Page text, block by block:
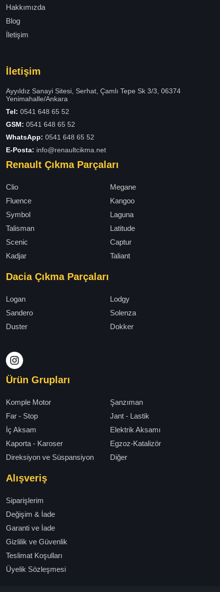
Hakkımızda
Blog
İletişim
İletişim
Ayyıldız Sanayi Sitesi, Serhat, Çamlı Tepe Sk 3/3, 06374
Yenimahalle/Ankara
Tel: 0541 648 65 52
GSM: 0541 648 65 52
WhatsApp: 0541 648 65 52
E-Posta: info@renaultcikma.net
Renault Çıkma Parçaları
Clio
Megane
Fluence
Kangoo
Symbol
Laguna
Talisman
Latitude
Scenic
Captur
Kadjar
Taliant
Dacia Çıkma Parçaları
Logan
Lodgy
Sandero
Solenza
Duster
Dokker
Ürün Grupları
Komple Motor
Şanzıman
Far - Stop
Jant - Lastik
İç Aksam
Elektrik Aksamı
Kaporta - Karoser
Egzoz-Katalizör
Direksiyon ve Süspansiyon
Diğer
Alışveriş
Siparişlerim
Değişim & İade
Garanti ve İade
Gizlilik ve Güvenlik
Teslimat Koşulları
Üyelik Sözleşmesi